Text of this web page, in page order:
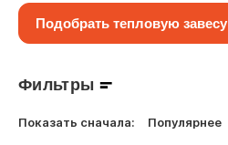
Подобрать тепловую завесу
Фильтры
Показать сначала: Популярнее